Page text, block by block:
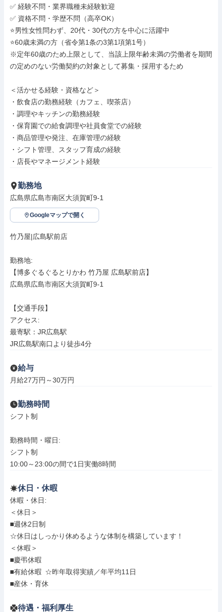
✅ 経験不問・業界職種未経験歓迎
✅ 資格不問・学歴不問（高卒OK）
⭐️男性女性問わず、20代・30代の方を中心に活躍中
⭐60歳未満の方（省令第1条の3第1項第1号）
※定年60歳のため上限として、当該上限年齢未満の労働者を期間
の定めのない労働契約の対象として募集・採用するため
＜活かせる経験・資格など＞
・飲食店の勤務経験（カフェ、喫茶店）
・調理やキッチンの勤務経験
・保育園での給食調理や社員食堂での経験
・商品管理や発注、在庫管理の経験
・シフト管理、スタッフ育成の経験
・店長やマネージメント経験
勤務地
広島県広島市南区大須賀町9-1
Googleマップで開く
竹乃屋|広島駅前店
勤務地:
【博多ぐるぐるとりかわ 竹乃屋 広島駅前店】
広島県広島市南区大須賀町9-1
【交通手段】
アクセス:
最寄駅：JR広島駅
JR広島駅南口より徒歩4分
給与
月給27万円～30万円
勤務時間
シフト制
勤務時間・曜日:
シフト制
10:00～23:00の間で1日実働8時間
休日・休暇
休暇・休日:
＜休日＞
■週休2日制
☆休日はしっかり休めるような体制を構築しています！
＜休暇＞
■慶弔休暇
■有給休暇 ☆昨年取得実績／年平均11日
■産休・育休
待遇・福利厚生